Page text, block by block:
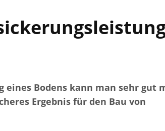
eines Bodens kann man sehr gut
Ergebnis für den Bau von